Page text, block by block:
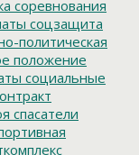
соревнования
соцзащита
политическая
положение
социальные
спасатели